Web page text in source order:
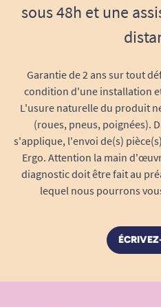
Facile à entretenir
vérifier les connecteurs
matériel au sec. Le
aluminium perforé offre
Autres
Dimensions pliée :
Batterie : 29 VDC
Hauteur : 12 à 76
sous 48h et une
Garantie de 2 ans sur tout
condition d'une installation
L'usure naturelle du produit
(roues, pneus, poignées).
s'applique, l'envoi de(s)
Ergo. Attention la main
diagnostic doit être fait au
lequel nous pourrons